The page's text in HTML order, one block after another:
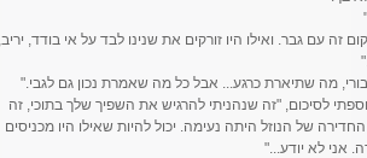
עם גבר. ואילו היו זורקים את שנינו לבד על אי בודד, יריב,
מה שתיארת כרגע... אבל כל מה שאמרת נכון גם לגבי."
לסיכום, "זה שנהניתי להרגיש את השפיך שלך בתוכי, זה
של הנוזל היתה נעימה. יכול להיות שאילו היו מכניסים
אני לא יודע..."